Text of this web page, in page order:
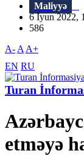
Maliyyə
6 İyun 2022,
586
A- A A+
EN RU
Turan
etməyə